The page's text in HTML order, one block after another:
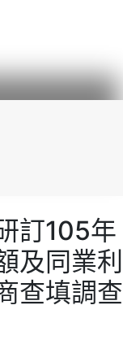
訂105年
及同業利
查填調查